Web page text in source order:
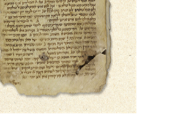
הנחת אתר ספר מודפס
$46
$41